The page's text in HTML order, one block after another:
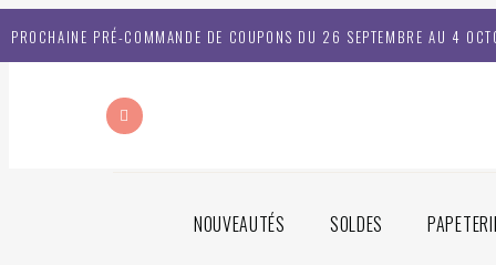
PROCHAINE PRÉ-COMMANDE DE COUPONS DU 26 SEPTEMBRE AU 4
NOUVEAUTÉS SOLDES